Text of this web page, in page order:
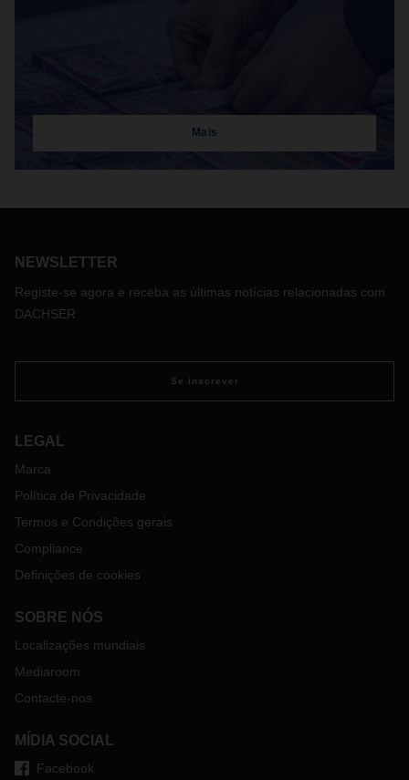
Mais
NEWSLETTER
Registe-se agora e receba as últimas notícias relacionadas com
DACHSER
Se inscrever
LEGAL
Marca
Política de Privacidade
Termos e Condições gerais
Compliance
Definições de cookies
SOBRE NÓS
Localizações mundiais
Mediaroom
Contacte-nos
MÍDIA SOCIAL
Facebook